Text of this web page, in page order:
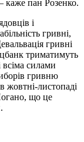
каже пан Розенко.
і
гривні,
гривні
триматимуть
силами
гривню
жовтні-листопаді
що це